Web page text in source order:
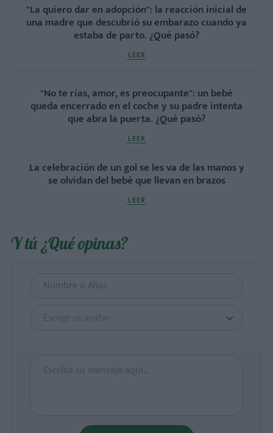
"La quiero dar en adopción": la reacción inicial de
una madre que descubrió su embarazo cuando ya
estaba de parto. ¿Qué pasó?
LEER
"No te rías, amor, es preocupante": un bebé
queda encerrado en el coche y su padre intenta
que abra la puerta. ¿Qué pasó?
LEER
La celebración de un gol se les va de las manos y
se olvidan del bebé que llevan en brazos
LEER
Y tú ¿Qué opinas?
Escoge un avatar